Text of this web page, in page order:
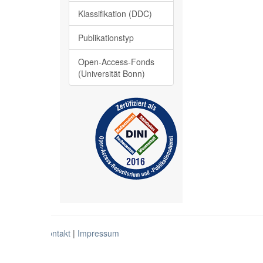
Klassifikation (DDC)
Publikationstyp
Open-Access-Fonds
(Universität Bonn)
Kontakt | Impressum